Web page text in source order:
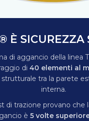
È SICUREZZA
di aggancio della linea
di40 elementi al
strutturale tra la parete
interna.
di trazione provano che
è5 volte